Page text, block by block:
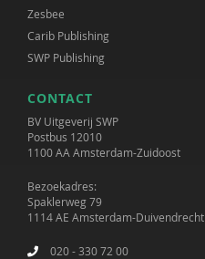
Zesbee
Carib Publishing
SWP Publishing
CONTACT
BV Uitgeverij SWP
Postbus 12010
1100 AA Amsterdam-Zuidoost
Bezoekadres:
Spaklerweg 79
1114 AE Amsterdam-Duivendrecht
020 - 330 72 00